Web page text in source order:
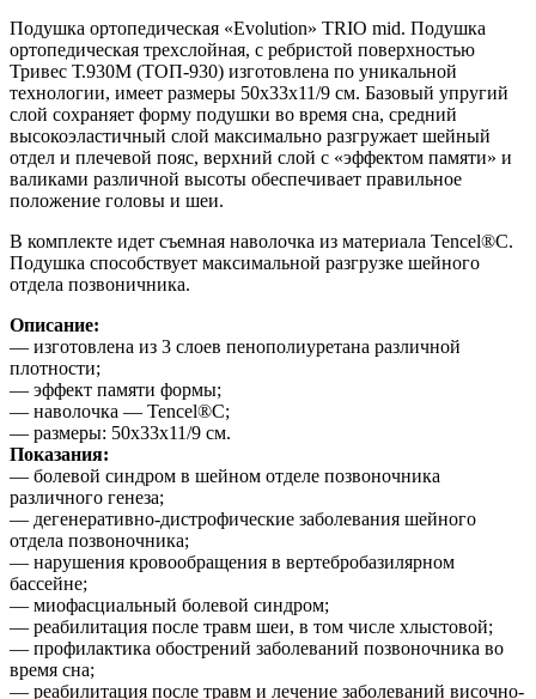
Подушка ортопедическая «Evolution» TRIO mid. Подушка
ортопедическая трехслойная, с ребристой поверхностью
Тривес Т.930М (ТОП-930) изготовлена по уникальной
технологии, имеет размеры 50x33x11/9 см. Базовый упругий
слой сохраняет форму подушки во время сна, средний
высокоэластичный слой максимально разгружает шейный
отдел и плечевой пояс, верхний слой с «эффектом памяти» и
валиками различной высоты обеспечивает правильное
положение головы и шеи.
В комплекте идет съемная наволочка из материала Tencel®C.
Подушка способствует максимальной разгрузке шейного
отдела позвоничника.
Описание:
— изготовлена из 3 слоев пенополиуретана различной
плотности;
— эффект памяти формы;
— наволочка — Tencel®C;
— размеры: 50x33x11/9 см.
Показания:
— болевой синдром в шейном отделе позвоночника
различного генеза;
— дегенеративно-дистрофические заболевания шейного
отдела позвоночника;
— нарушения кровообращения в вертебробазилярном
бассейне;
— миофасциальный болевой синдром;
— реабилитация после травм шеи, в том числе хлыстовой;
— профилактика обострений заболеваний позвоночника во
время сна;
— реабилитация после травм и лечение заболеваний височно-